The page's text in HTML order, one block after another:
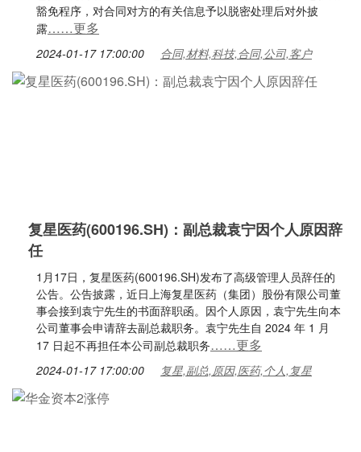
豁免程序，对合同对方的有关信息予以脱密处理后对外披
露……更多
2024-01-17 17:00:00 合同,材料,科技,合同,公司,客户
复星医药(600196.SH)：副总裁袁宁因个人原因辞
任
1月17日，复星医药(600196.SH)发布了高级管理人员辞任的
公告。公告披露，近日上海复星医药（集团）股份有限公司董
事会接到袁宁先生的书面辞职函。因个人原因，袁宁先生向本
公司董事会申请辞去副总裁职务。袁宁先生自 2024 年 1 月
17 日起不再担任本公司副总裁职务……更多
2024-01-17 17:00:00 复星,副总,原因,医药,个人,复星